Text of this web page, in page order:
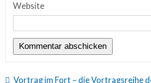
Website
Vortrag im Fort – die Vortragsreihe